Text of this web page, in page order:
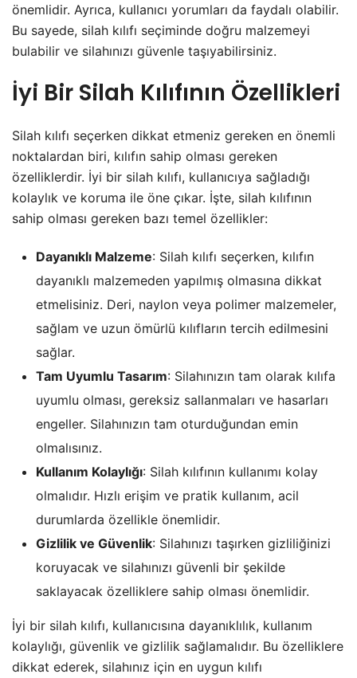
önemlidir. Ayrıca, kullanıcı yorumları da faydalı olabilir.
Bu sayede, silah kılıfı seçiminde doğru malzemeyi
bulabilir ve silahınızı güvenle taşıyabilirsiniz.
İyi Bir Silah Kılıfının Özellikleri
Silah kılıfı seçerken dikkat etmeniz gereken en önemli
noktalardan biri, kılıfın sahip olması gereken
özelliklerdir. İyi bir silah kılıfı, kullanıcıya sağladığı
kolaylık ve koruma ile öne çıkar. İşte, silah kılıfının
sahip olması gereken bazı temel özellikler:
Dayanıklı Malzeme: Silah kılıfı seçerken, kılıfın
dayanıklı malzemeden yapılmış olmasına dikkat
etmelisiniz. Deri, naylon veya polimer malzemeler,
sağlam ve uzun ömürlü kılıfların tercih edilmesini
sağlar.
Tam Uyumlu Tasarım: Silahınızın tam olarak kılıfa
uyumlu olması, gereksiz sallanmaları ve hasarları
engeller. Silahınızın tam oturduğundan emin
olmalısınız.
Kullanım Kolaylığı: Silah kılıfının kullanımı kolay
olmalıdır. Hızlı erişim ve pratik kullanım, acil
durumlarda özellikle önemlidir.
Gizlilik ve Güvenlik: Silahınızı taşırken gizliliğinizi
koruyacak ve silahınızı güvenli bir şekilde
saklayacak özelliklere sahip olması önemlidir.
İyi bir silah kılıfı, kullanıcısına dayanıklılık, kullanım
kolaylığı, güvenlik ve gizlilik sağlamalıdır. Bu özelliklere
dikkat ederek, silahınız için en uygun kılıfı